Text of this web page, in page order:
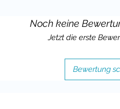
Noch keine
Jetzt die erste
Bewertung